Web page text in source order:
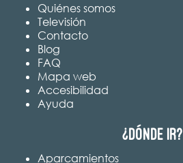
Quiénes somos
Televisión
Contacto
Blog
FAQ
Mapa web
Accesibilidad
Ayuda
¿Dónde ir?
Aparcamientos